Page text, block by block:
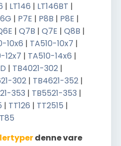
denne vare
| LT146 | LT146BT |
| P7E | P8B | P8E |
| Q7B | Q7E | Q8B |
10x6 | TA510-10x7 |
12x7 | TA510-14x6 |
| TB4021-302 |
302 | TB4621-352 |
353 | TB5521-353 |
| TT126 | TT2515 |